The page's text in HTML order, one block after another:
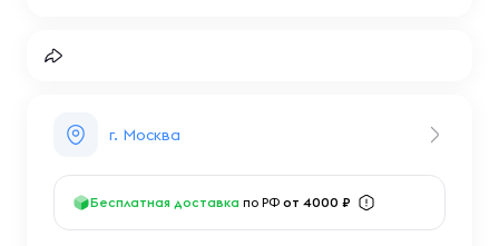
г. Москва
Бесплатная доставка по РФ от 4000 ₽